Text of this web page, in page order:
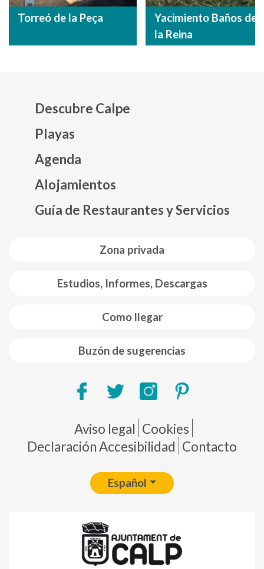
Torreó de la Peça
Yacimiento Baños de
la Reina
Zona privada
Estudios, Informes, Descargas
Como llegar
Buzón de sugerencias
Descubre Calpe
Playas
Agenda
Alojamientos
Guía de Restaurantes y Servicios
Pie de página
Aviso legal Cookies
Declaración Accesibilidad Contacto
Español